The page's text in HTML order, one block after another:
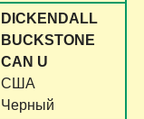
DICKENDALL
BUCKSTONE
CAN U
США
Черный